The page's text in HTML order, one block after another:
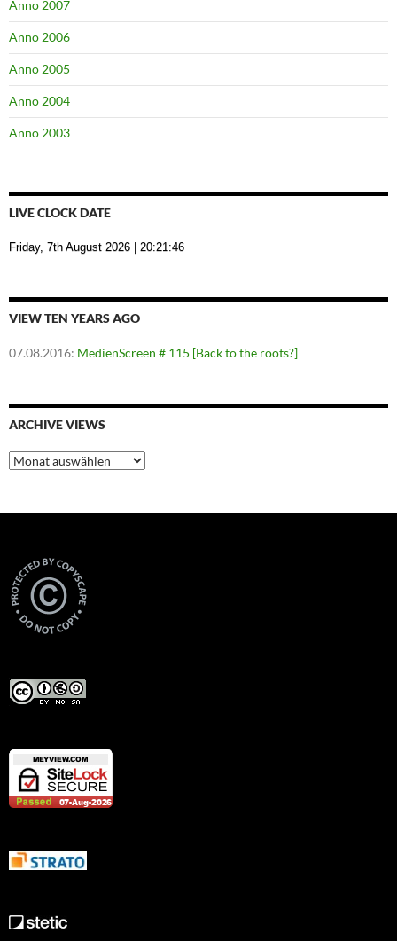
Anno 2007
Anno 2006
Anno 2005
Anno 2004
Anno 2003
LIVE CLOCK DATE
Friday, 7th August 2026 | 20:21:47
VIEW TEN YEARS AGO
07.08.2016: MedienScreen # 115 [Back to the roots?]
ARCHIVE VIEWS
Archive
Views